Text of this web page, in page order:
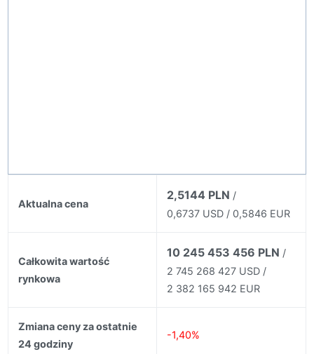
Aktualna cena
2,5144 PLN /
0,6737 USD / 0,5846 EUR
Całkowita wartość
rynkowa
10 245 453 456 PLN /
2 745 268 427 USD /
2 382 165 942 EUR
Zmiana ceny za ostatnie
24 godziny
-1,40%